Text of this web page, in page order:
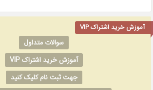
آموزش خرید اشتراک VIP
سوالات متداول
آموزش خرید اشتراک VIP
جهت ثبت نام کلیک کنید